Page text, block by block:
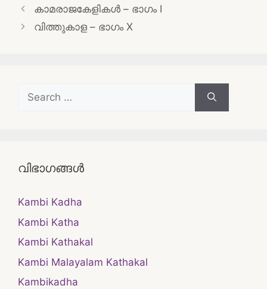
Post
navigation
കാമരാജകേളികള്‍ – ഭാഗം I
വിത്തുകാള – ഭാഗം X
Search
for:
വിഭാഗങ്ങൾ
Kambi Kadha
Kambi Katha
Kambi Kathakal
Kambi Malayalam Kathakal
Kambikadha